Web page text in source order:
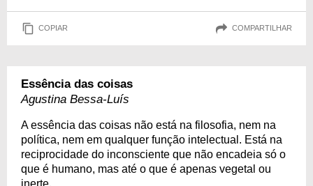
COPIAR COMPARTILHAR
Essência das coisas
Agustina Bessa-Luís
A essência das coisas não está na filosofia, nem na
política, nem em qualquer função intelectual. Está na
reciprocidade do inconsciente que não encadeia só o
que é humano, mas até o que é apenas vegetal ou
inerte.